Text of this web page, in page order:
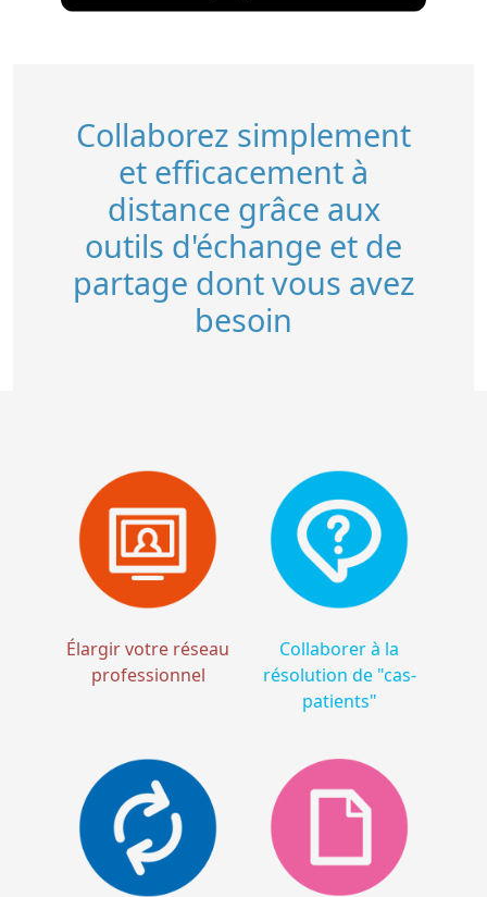
Collaborez simplement
et efficacement à
distance grâce aux
outils d'échange et de
partage dont vous avez
besoin
Élargir votre réseau
professionnel
Collaborer à la
résolution de "cas-
patients"